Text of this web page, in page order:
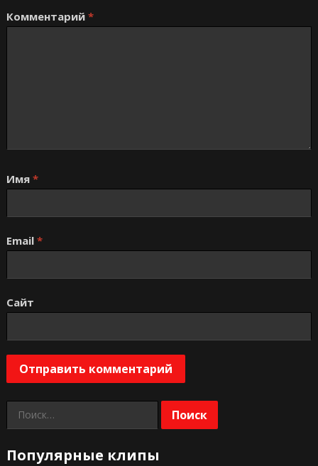
Комментарий *
Имя *
Email *
Сайт
Найти:
Популярные клипы